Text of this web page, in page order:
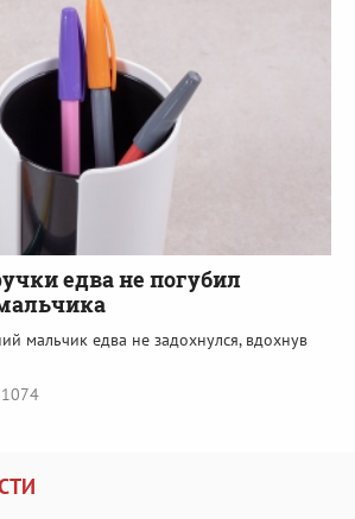
едва не погубил
мальчик едва не задохнулся, вдохнув
1074